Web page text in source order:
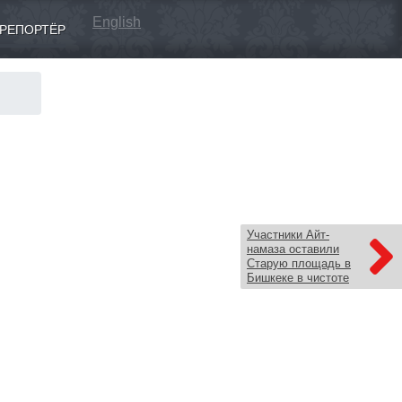
English
Участники Айт-
намаза оставили
Старую площадь в
Бишкеке в чистоте